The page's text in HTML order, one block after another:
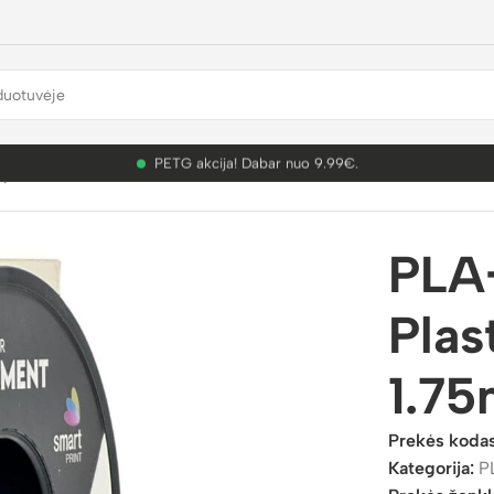
PETG akcija! Dabar nuo 9.99€.
PLA+ Silver 3D Plastikas Smart Print 1.75mm
Prekės
Kategorija: